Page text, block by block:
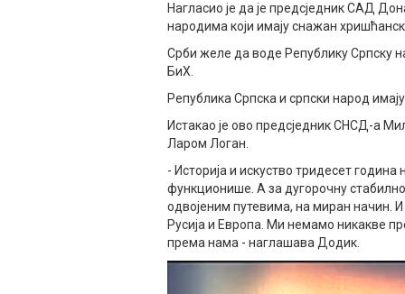
Нагласио је да је предсједник САД
народима који имају снажан
Срби желе да воде Републику Српску
БиХ.
Република Српска и српски народ
Истакао је ово предсједник СНСД-а
Ларом Логан.
- Историја и искуство тридесет
функционише. А за дугорочну
одвојеним путевима, на миран начин.
Русија и Европа. Ми немамо никакве
према нама - наглашава Додик.